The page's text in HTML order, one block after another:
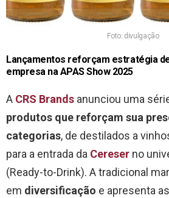
Foto: divulgação
Lançamentos reforçam estratégia
empresa na APAS Show 2025
A CRS Brands anunciou uma
produtos que reforçam sua
categorias, de destilados a
para a entrada da Cereser no
(Ready-to-Drink). A tradicional
em diversificação e apresenta